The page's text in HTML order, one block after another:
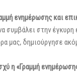
ενημέρωσης και
στην
μας, δημιούργησε
η «Γραμμή